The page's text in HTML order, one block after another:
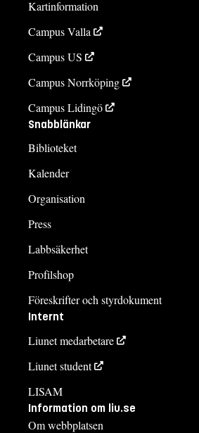
Kartinformation
Campus Valla
Campus US
Campus Norrköping
Campus Lidingö
Snabblänkar
Biblioteket
Kalender
Organisation
Press
Labbsäkerhet
Profilshop
Föreskrifter och styrdokument
Internt
Liunet medarbetare
Liunet student
LISAM
Information om liu.se
Om webbplatsen